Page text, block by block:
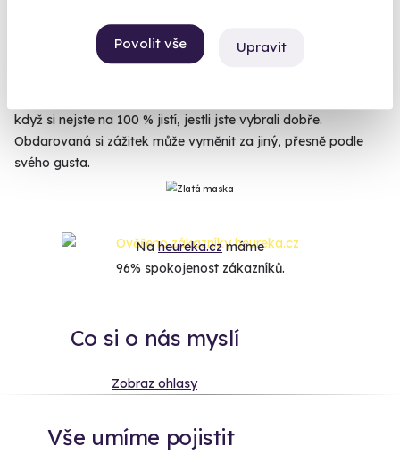
Povolit vše Upravit
budoucnost k lepšímu. Pracuje hodně, nebo se stará o rodinu
a potrhlého manžela od nevidím do nevidím? Pošlete ji na
když si nejste na 100 % jistí, jestli jste vybrali dobře.
Obdarovaná si zážitek může vyměnit za jiný, přesně podle
svého gusta.
Naheureka.czmáme
96% spokojenost zákazníků.
Co si o nás myslí
Zobraz ohlasy
Vše umíme pojistit